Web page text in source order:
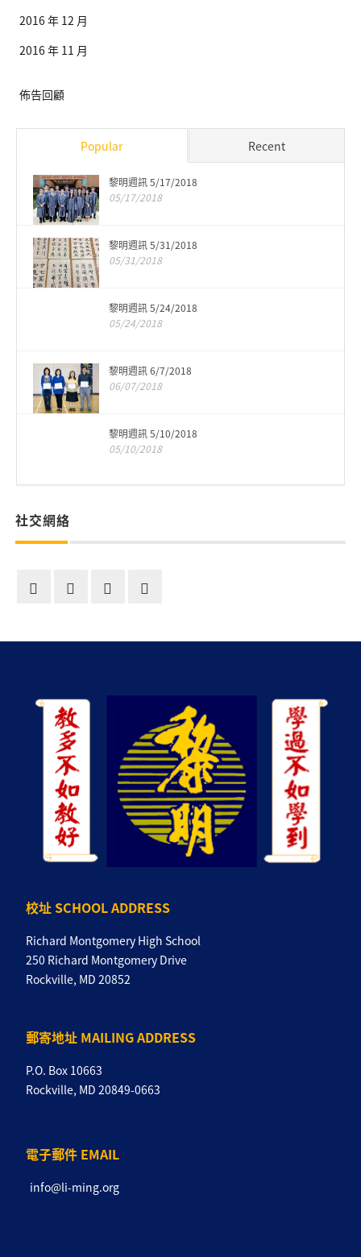
2016 年 12 月
2016 年 11 月
佈告回顧
Popular Recent
黎明週訊 5/17/2018
05/17/2018
黎明週訊 5/31/2018
05/31/2018
黎明週訊 5/24/2018
05/24/2018
黎明週訊 6/7/2018
06/07/2018
黎明週訊 5/10/2018
05/10/2018
社交網絡
校址 SCHOOL ADDRESS
Richard Montgomery High School
250 Richard Montgomery Drive
Rockville, MD 20852
郵寄地址 MAILING ADDRESS
P.O. Box 10663
Rockville, MD 20849-0663
電子郵件 EMAIL
info@li-ming.org